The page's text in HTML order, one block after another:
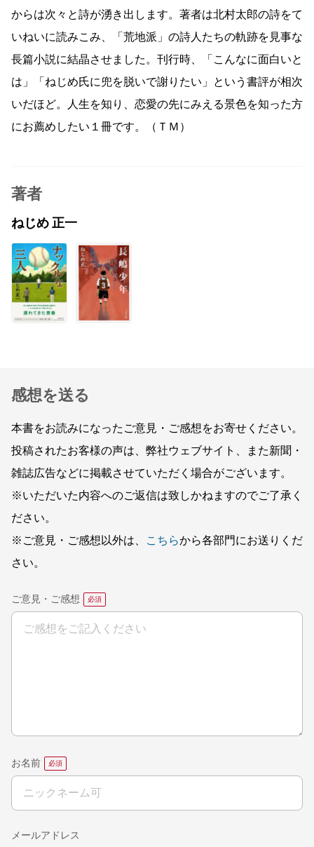
からは次々と詩が湧き出します。著者は北村太郎の詩をて
いねいに読みこみ、「荒地派」の詩人たちの軌跡を見事な
長篇小説に結晶させました。刊行時、「こんなに面白いと
は」「ねじめ氏に兜を脱いで謝りたい」という書評が相次
いだほど。人生を知り、恋愛の先にみえる景色を知った方
にお薦めしたい１冊です。（ＴＭ）
著者
ねじめ 正一
感想を送る
本書をお読みになったご意見・ご感想をお寄せください。
投稿されたお客様の声は、弊社ウェブサイト、また新聞・
雑誌広告などに掲載させていただく場合がございます。
※いただいた内容へのご返信は致しかねますのでご了承く
ださい。
※ご意見・ご感想以外は、
こちらから各部門にお送りくだ
さい。
ご意見・ご感想
お名前
メールアドレス